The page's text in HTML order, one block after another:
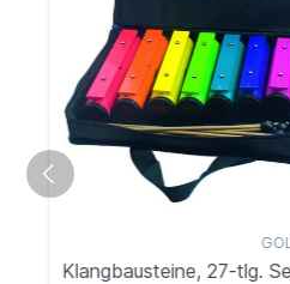
Klangbausteine, 27-tlg.